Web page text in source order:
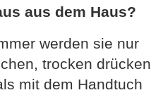
aus dem Haus?
werden sie nur
trocken drücken
mit dem Handtuch